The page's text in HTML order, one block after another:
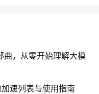
曲，从零开始理解大模
速列表与使用指南